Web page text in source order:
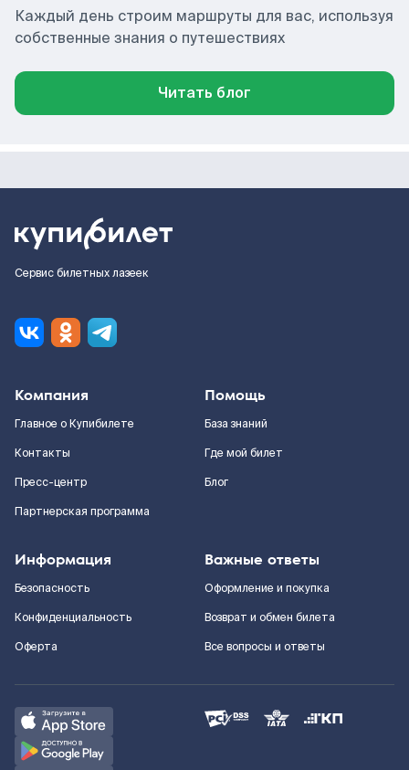
Каждый день строим маршруты для вас, используя
собственные знания о путешествиях
Читать блог
Сервис билетных лазеек
Компания
Главное о Купибилете
Контакты
Пресс-центр
Партнерская программа
Помощь
База знаний
Где мой билет
Блог
Информация
Безопасность
Конфиденциальность
Оферта
Важные ответы
Оформление и покупка
Возврат и обмен билета
Все вопросы и ответы